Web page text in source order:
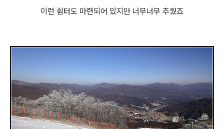
이런 쉼터도 마련되어 있지만 너무너무 추웠죠